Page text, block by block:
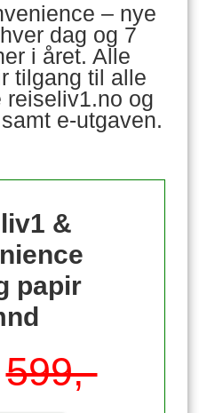
– nye
dag og 7
i året. Alle
tilgang til alle
reiseliv1.no og
e-utgaven.
&
papir
599,-